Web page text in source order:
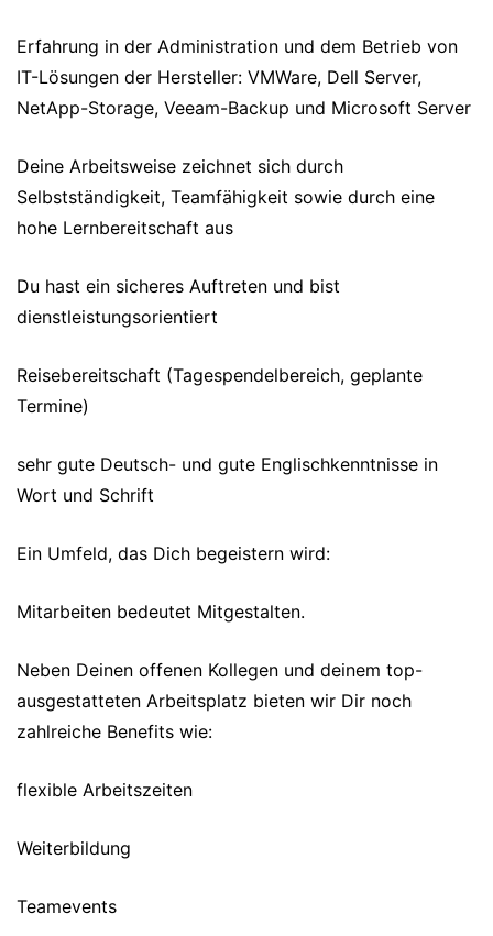
Erfahrung in der Administration und dem Betrieb von
IT-Lösungen der Hersteller: VMWare, Dell Server,
NetApp-Storage, Veeam-Backup und Microsoft Server
Deine Arbeitsweise zeichnet sich durch
Selbstständigkeit, Teamfähigkeit sowie durch eine
hohe Lernbereitschaft aus
Du hast ein sicheres Auftreten und bist
dienstleistungsorientiert
Reisebereitschaft (Tagespendelbereich, geplante
Termine)
sehr gute Deutsch- und gute Englischkenntnisse in
Wort und Schrift
Ein Umfeld, das Dich begeistern wird:
Mitarbeiten bedeutet Mitgestalten.
Neben Deinen offenen Kollegen und deinem top-
ausgestatteten Arbeitsplatz bieten wir Dir noch
zahlreiche Benefits wie:
flexible Arbeitszeiten
Weiterbildung
Teamevents